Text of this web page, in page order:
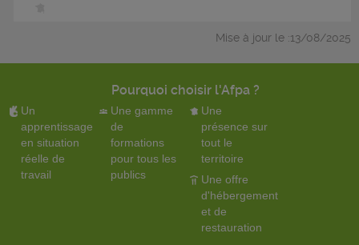
Mise à jour le :13/08/2025
Pourquoi choisir l'Afpa ?
Un
apprentissage
en situation
réelle de
travail
Une gamme
de
formations
pour tous les
publics
Une
présence sur
tout le
territoire
Une offre
d'hébergement
et de
restauration